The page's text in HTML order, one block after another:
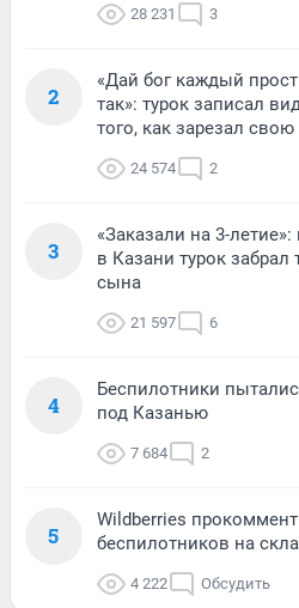
28 231 3
2
«Дай бог каждый
так»: турок записал
того, как зарезал
24 574 2
3
«Заказали на 3-
в Казани турок
сына
21 597 6
4
Беспилотники
под Казанью
7 684 2
5
Wildberries
беспилотников на
4 222 Обсудить